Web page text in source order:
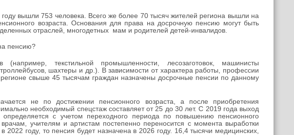
вышли 753 человека. Всего же более 70 тысяч жителей региона вышли на
возраста. Основания для права на досрочную пенсию могут быть
отраслей, многодетных мам и родителей детей-инвалидов.
пенсию?
текстильной промышленности, лесозаготовок, машинисты
шахтеры и др.). В зависимости от характера работы, профессии
свыше 45 тысячам граждан назначены досрочные пенсии по данному
не по достижении пенсионного возраста, а после приобретения
необходимый спецстаж составляет от 25 до 30 лет. С 2019 года выход
с учетом переходного периода по повышению пенсионного
учителям и артистам постепенно переносится с момента выработки
году, то пенсия будет назначена в 2026 году. 16,4 тысячи медицинских,